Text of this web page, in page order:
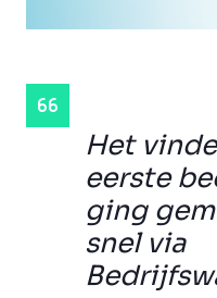
Het
eerste
ging
snel via